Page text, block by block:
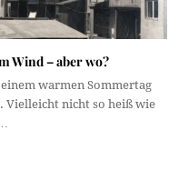
Wind – aber wo?
warmen Sommertag
Vielleicht nicht so heiß wie